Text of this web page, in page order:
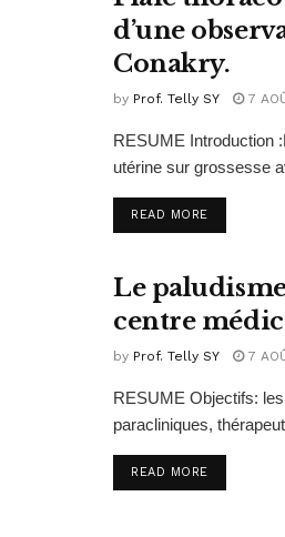
d’une
Conakry.
by Prof. Telly SY 7
RESUME Introduction
utérine sur grossesse
READ MORE
PUBLICATIONS 2020
Le
centre
by Prof. Telly SY 7
RESUME Objectifs:
paracliniques,
READ MORE